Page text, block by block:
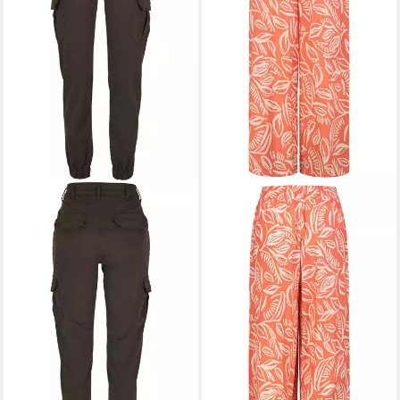
SUBLEVEL
Stoffhose
23,99 € UVP29,99 €